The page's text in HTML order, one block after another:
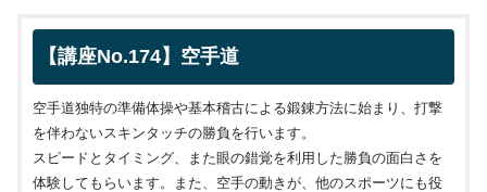
【講座No.174】空手道
空手道独特の準備体操や基本稽古による鍛錬方法に始まり、打撃
を伴わないスキンタッチの勝負を行います。
スピードとタイミング、また眼の錯覚を利用した勝負の面白さを
体験してもらいます。また、空手の動きが、他のスポーツにも役